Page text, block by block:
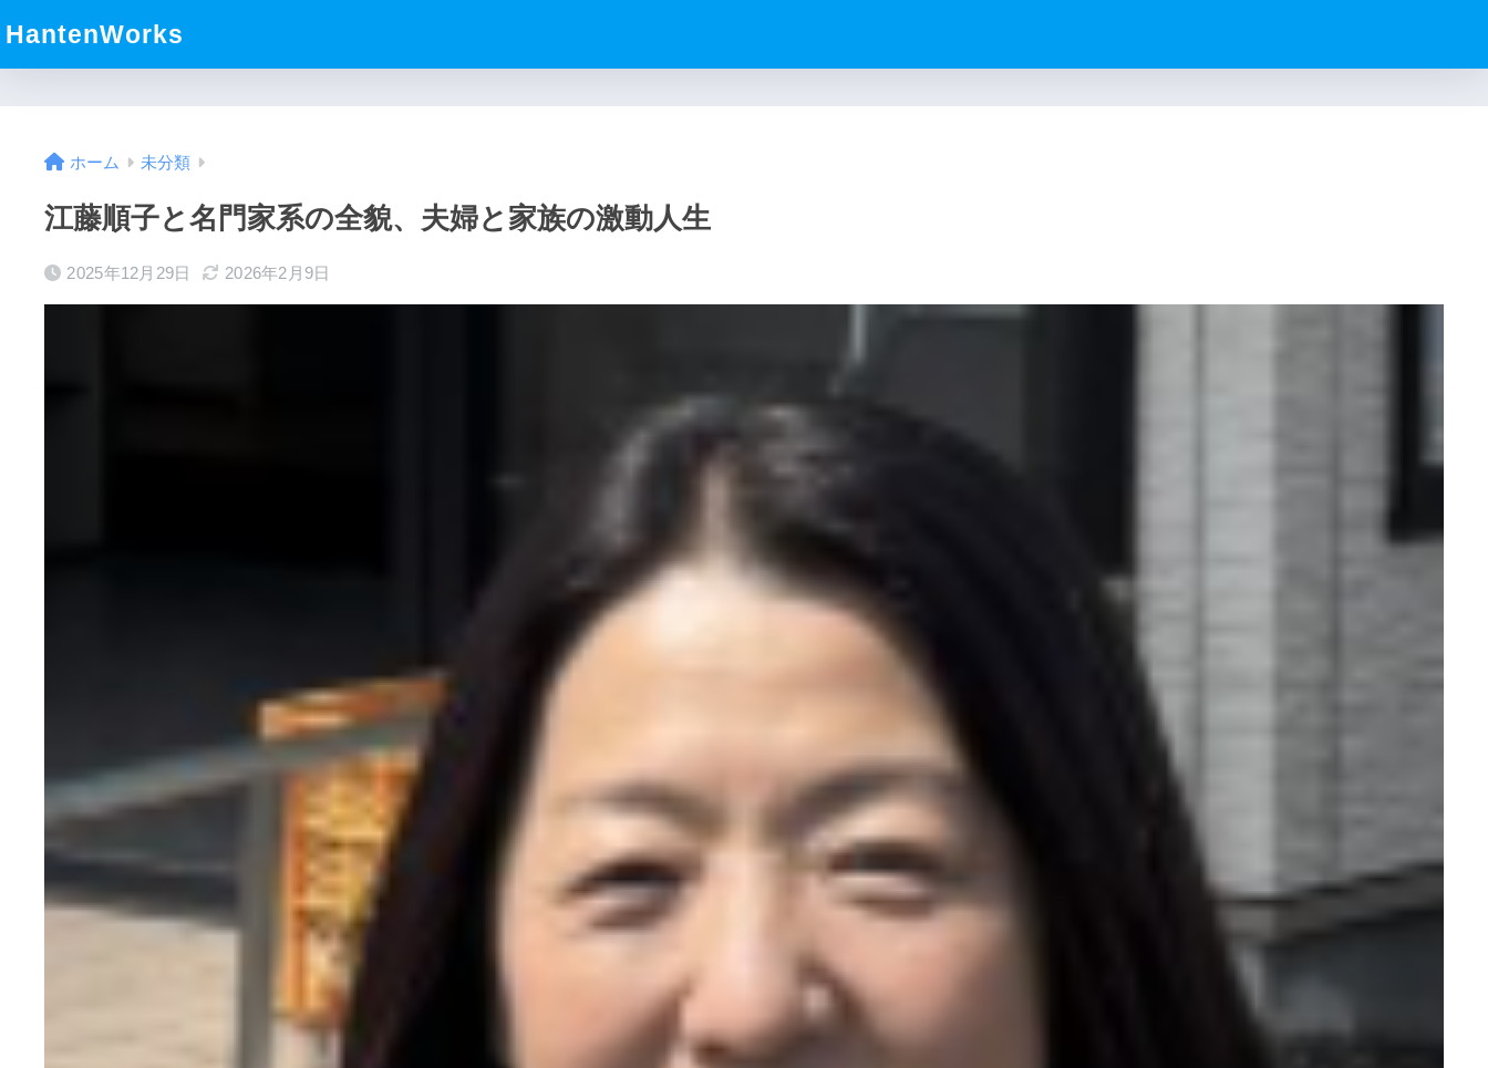
HantenWorks
ホーム 未分類
江藤順子と名門家系の全貌、夫婦と家族の激動人生
2025年12月29日 2026年2月9日